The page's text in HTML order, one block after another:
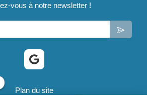
vous à notre newsletter !
Plan du site